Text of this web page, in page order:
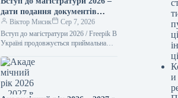
дати подання документів
абітурієнтами
Віктор Мисик
Сер 7, 2026
Вступ до магістратури 2026 / Freepik В
Україні продовжується приймальна
розпочався прийом заяв від
абітурієнтів,…
ці
и